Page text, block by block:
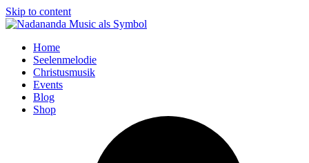
Skip to content
Home
Seelenmelodie
Christusmusik
Events
Blog
Shop